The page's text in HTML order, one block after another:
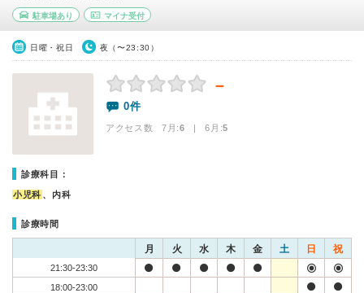
駐車場あり マイナ受付
日曜・祝日 夜（〜23:30）
－
0件
アクセス数 7月:6 | 6月:5
診療科目：
小児科 、内科
診療時間
月 火 水 木 金 土 日 祝
21:30-23:30
18:00-23:00